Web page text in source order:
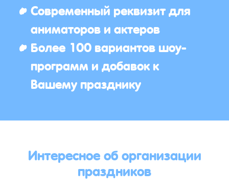
Современный реквизит для
аниматоров и актеров
Более 100 вариантов шоу-
программ и добавок к
Вашему празднику
Интересное об организации
праздников